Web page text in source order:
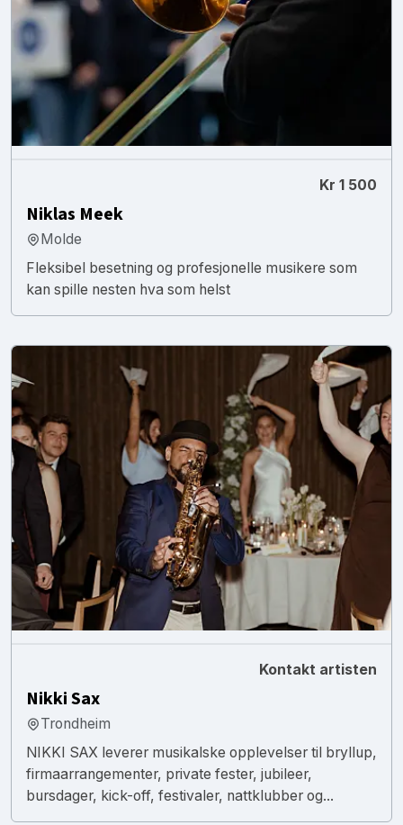
Kr 1 500
Niklas Meek
Molde
Fleksibel besetning og profesjonelle musikere som
kan spille nesten hva som helst
Kontakt artisten
Nikki Sax
Trondheim
NIKKI SAX leverer musikalske opplevelser til bryllup,
firmaarrangementer, private fester, jubileer,
bursdager, kick-off, festivaler, nattklubber og...